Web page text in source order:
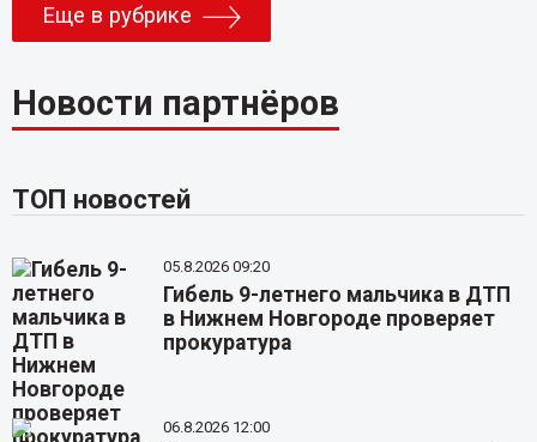
Еще в рубрике
Новости партнёров
ТОП новостей
05.8.2026 09:20
Гибель 9-летнего мальчика в ДТП
в Нижнем Новгороде проверяет
прокуратура
06.8.2026 12:00